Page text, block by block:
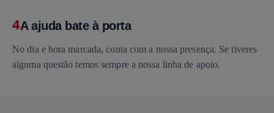
4A ajuda bate à porta
No dia e hora marcada, conta com a nossa presença. Se tiveres
alguma questão temos sempre a nossa linha de apoio.